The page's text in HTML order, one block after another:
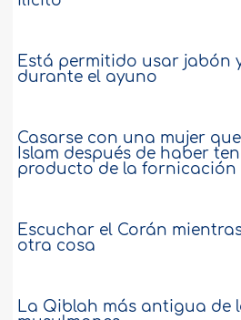
Está permitido usar jabón
durante el ayuno
Casarse con una mujer
Islam después de haber
producto de la fornicación
Escuchar el Corán
otra cosa
La Qiblah más antigua de